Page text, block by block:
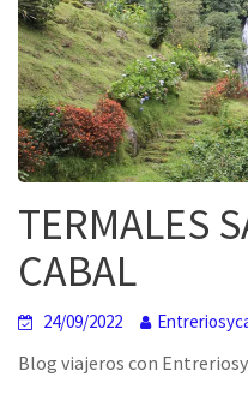
TERMALES
CABAL
24/09/2022
Blog viajeros con